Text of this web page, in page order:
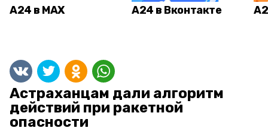
А24 в MAX А24 в Вконтакте
Астраханцам дали алгоритм
действий при ракетной
опасности